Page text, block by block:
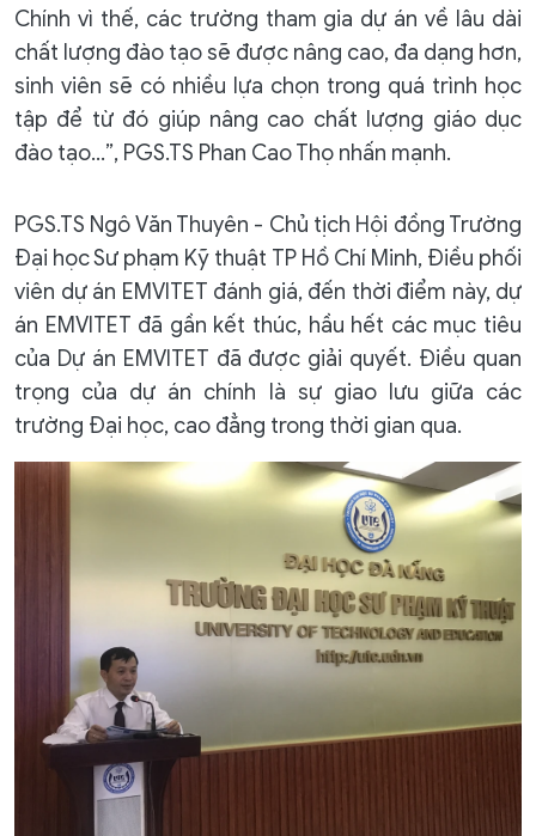
Chính vì thế, các trường tham gia dự án về lâu dài
chất lượng đào tạo sẽ được nâng cao, đa dạng hơn,
sinh viên sẽ có nhiều lựa chọn trong quá trình học
tập để từ đó giúp nâng cao chất lượng giáo dục
đào tạo…”, PGS.TS Phan Cao Thọ nhấn mạnh.
PGS.TS Ngô Văn Thuyên - Chủ tịch Hội đồng Trường
Đại học Sư phạm Kỹ thuật TP Hồ Chí Minh, Điều phối
viên dự án EMVITET đánh giá, đến thời điểm này, dự
án EMVITET đã gần kết thúc, hầu hết các mục tiêu
của Dự án EMVITET đã được giải quyết. Điều quan
trọng của dự án chính là sự giao lưu giữa các
trường Đại học, cao đẳng trong thời gian qua.